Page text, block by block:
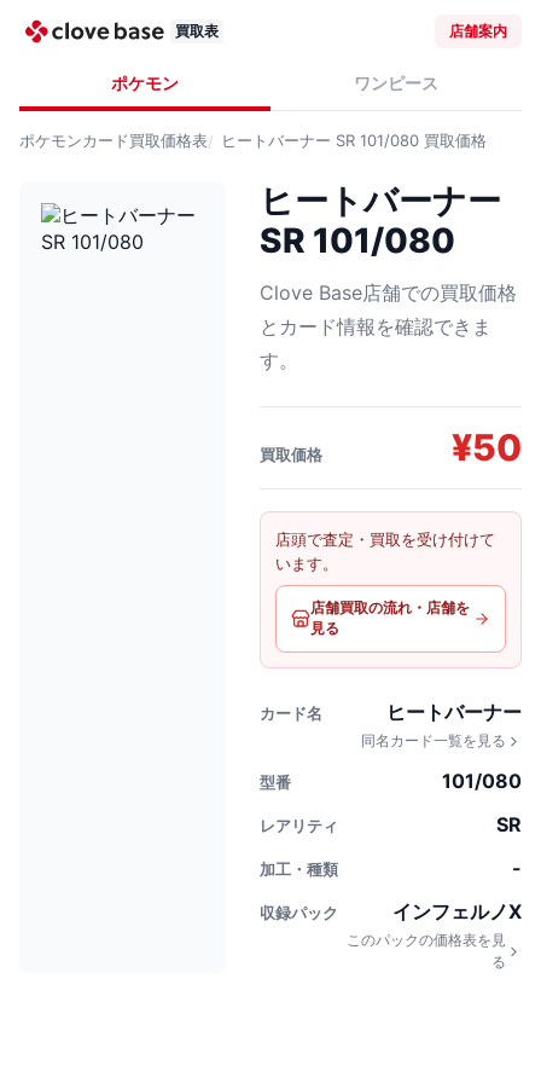
買取表 店舗案内
ポケモン ワンピース
ポケモンカード買取価格表 ヒートバーナー SR 101/080 買取価格
ヒートバーナー
SR 101/080
Clove Base店舗での買取価格
とカード情報を確認できま
す。
買取価格 ¥50
店頭で査定・買取を受け付けて
います。
店舗買取の流れ・店舗を
見る
カード名 ヒートバーナー
同名カード一覧を見る
型番 101/080
レアリティ SR
加工・種類 -
収録パック インフェルノX
このパックの価格表を見
る